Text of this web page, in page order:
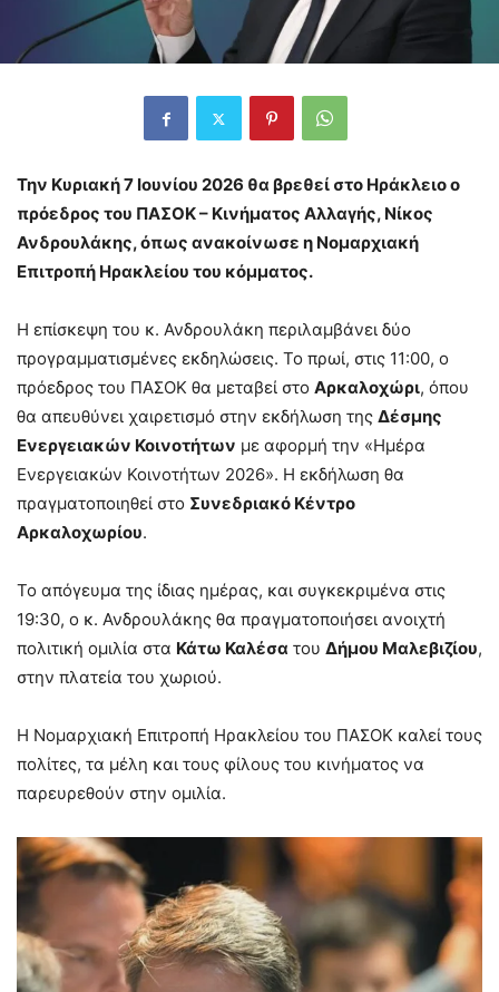
Την Κυριακή 7 Ιουνίου 2026 θα βρεθεί στο Ηράκλειο ο
πρόεδρος του ΠΑΣΟΚ – Κινήματος Αλλαγής, Νίκος
Ανδρουλάκης, όπως ανακοίνωσε η Νομαρχιακή
Επιτροπή Ηρακλείου του κόμματος.
Η επίσκεψη του κ. Ανδρουλάκη περιλαμβάνει δύο
προγραμματισμένες εκδηλώσεις. Το πρωί, στις 11:00, ο
πρόεδρος του ΠΑΣΟΚ θα μεταβεί στο Αρκαλοχώρι, όπου
θα απευθύνει χαιρετισμό στην εκδήλωση της Δέσμης
Ενεργειακών Κοινοτήτων με αφορμή την «Ημέρα
Ενεργειακών Κοινοτήτων 2026». Η εκδήλωση θα
πραγματοποιηθεί στο Συνεδριακό Κέντρο
Αρκαλοχωρίου.
Το απόγευμα της ίδιας ημέρας, και συγκεκριμένα στις
19:30, ο κ. Ανδρουλάκης θα πραγματοποιήσει ανοιχτή
πολιτική ομιλία στα Κάτω Καλέσα του Δήμου Μαλεβιζίου,
στην πλατεία του χωριού.
Η Νομαρχιακή Επιτροπή Ηρακλείου του ΠΑΣΟΚ καλεί τους
πολίτες, τα μέλη και τους φίλους του κινήματος να
παρευρεθούν στην ομιλία.